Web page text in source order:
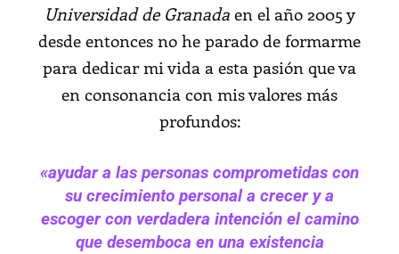
Universidad de Granadaen el año 2005 y
desde entonces no he parado de formarme
para dedicar mi vida a esta pasión que va
en consonancia con mis valores más
profundos:
«ayudar a las personas comprometidas con
su crecimiento personal a crecer y a
escoger con verdadera intención el camino
que desemboca en una existencia